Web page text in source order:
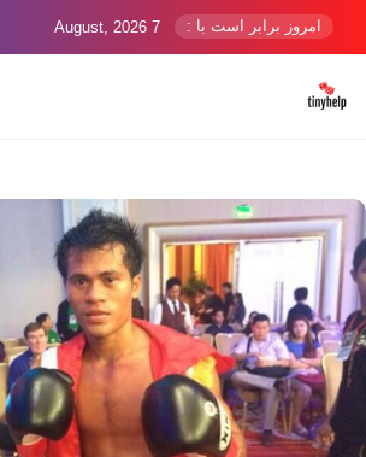
امروز برابر است با : 7 August, 2026